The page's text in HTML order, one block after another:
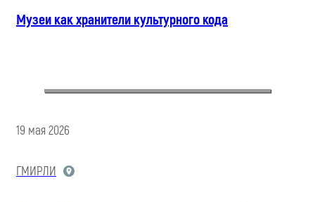
Музеи как хранители культурного кода
19 мая 2026
ГМИРЛИ